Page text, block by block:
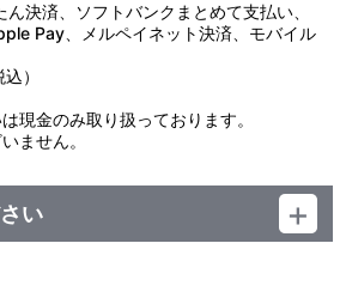
決済、ソフトバンクまとめて支払い、
Pay、メルペイネット決済、モバイル
）
現金のみ取り扱っております。
ません。
い